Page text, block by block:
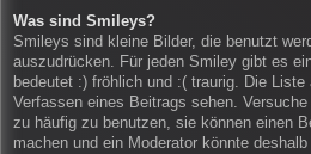
Was sind Smileys?
Smileys sind kleine Bilder, die benutzt
auszudrücken. Für jeden Smiley gibt es
bedeutet :) fröhlich und :( traurig. Die
Verfassen eines Beitrags sehen.
zu häufig zu benutzen, sie können einen
machen und ein Moderator könnte